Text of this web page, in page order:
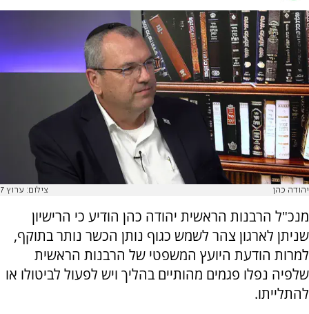
יהודה כהן צילום: ערוץ 7
מנכ"ל הרבנות הראשית יהודה כהן הודיע כי הרישיון
שניתן לארגון צהר לשמש כגוף נותן הכשר נותר בתוקף,
למרות הודעת היועץ המשפטי של הרבנות הראשית
שלפיה נפלו פגמים מהותיים בהליך ויש לפעול לביטולו או
להתלייתו.